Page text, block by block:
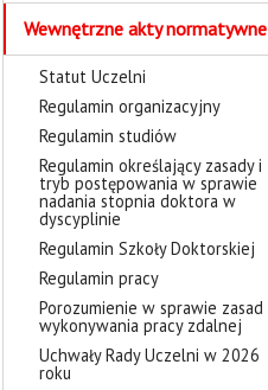
Wewnętrzne akty normatywne
Statut Uczelni
Regulamin organizacyjny
Regulamin studiów
Regulamin określający zasady i
tryb postępowania w sprawie
nadania stopnia doktora w
dyscyplinie
Regulamin Szkoły Doktorskiej
Regulamin pracy
Porozumienie w sprawie zasad
wykonywania pracy zdalnej
Uchwały Rady Uczelni w 2026
roku